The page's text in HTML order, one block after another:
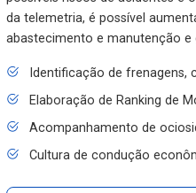
da telemetria, é possível
abastecimento e manutenção e
Identificação de frenagens,
Elaboração de Ranking de
Acompanhamento de
Cultura de condução